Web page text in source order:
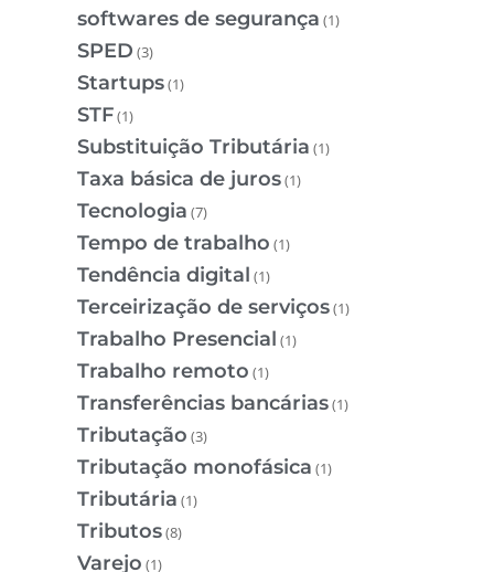
softwares de segurança (1)
SPED (3)
Startups(1)
STF(1)
Substituição Tributária (1)
Taxa básica de juros(1)
Tecnologia (7)
Tempo de trabalho (1)
Tendência digital (1)
Terceirização de serviços(1)
Trabalho Presencial (1)
Trabalho remoto (1)
Transferências bancárias(1)
Tributação (3)
Tributação monofásica (1)
Tributária (1)
Tributos(8)
Varejo (1)